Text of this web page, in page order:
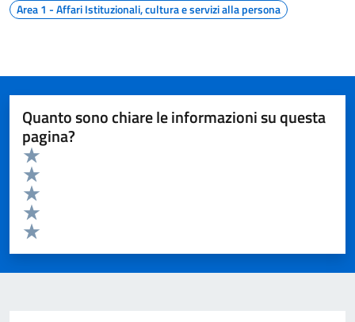
Area 1 - Affari Istituzionali, cultura e servizi alla persona
Quanto sono chiare le informazioni su questa
pagina?
Valuta da 1 a 5 stelle la pagina
Valuta 5 stelle su 5
Valuta 4 stelle su 5
Valuta 3 stelle su 5
Valuta 2 stelle su 5
Valuta 1 stelle su 5